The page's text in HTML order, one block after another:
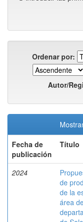
Ordenar por:
Autor/
Fecha de
publicación
Título
2024
de
de la
área